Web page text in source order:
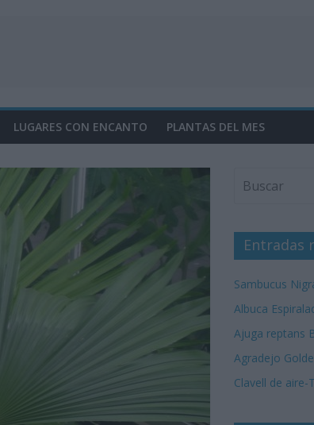
LUGARES CON ENCANTO PLANTAS DEL MES
Entradas
Sambucus
Albuca
Ajuga reptans
Agradejo
Clavell de aire-